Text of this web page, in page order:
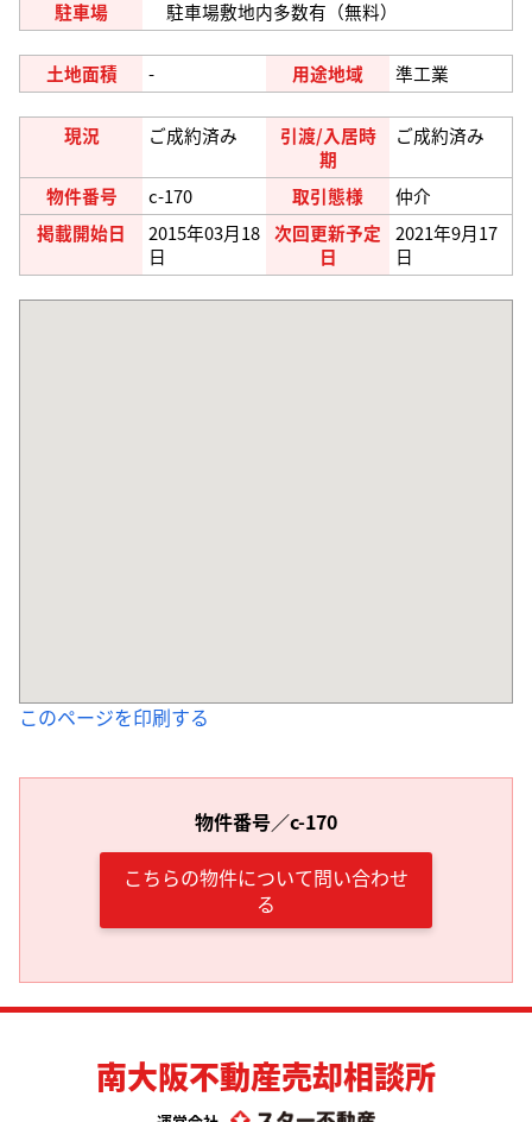
駐車場
駐車場敷地内多数有（無料）
土地面積 - 用途地域 準工業
現況 ご成約済み
引渡/入居時
期
ご成約済み
物件番号 c-170 取引態様
仲介
掲載開始日
2015年03月18
日
次回更新予定
日
2021年9月17
日
このページを印刷する
物件番号／c-170
こちらの物件について問い合わせ
る
南大阪不動産売却相談所